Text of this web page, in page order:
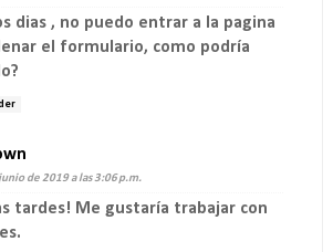
dias , no puedo entrar a la pagina
el formulario, como podría
de 2019 a las 3:06 p.m.
tardes! Me gustaría trabajar con